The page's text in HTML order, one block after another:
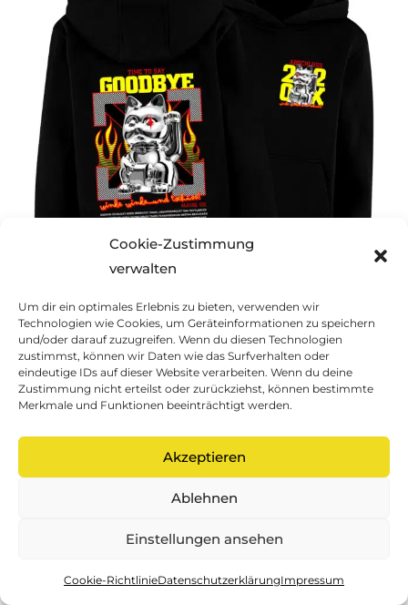
Cookie-Zustimmung
verwalten
Um dir ein optimales Erlebnis zu bieten, verwenden wir
Technologien wie Cookies, um Geräteinformationen zu speichern
und/oder darauf zuzugreifen. Wenn du diesen Technologien
zustimmst, können wir Daten wie das Surfverhalten oder
eindeutige IDs auf dieser Website verarbeiten. Wenn du deine
Zustimmung nicht erteilst oder zurückziehst, können bestimmte
Merkmale und Funktionen beeinträchtigt werden.
Akzeptieren
Ablehnen
Einstellungen ansehen
Cookie-RichtlinieDatenschutzerklärungImpressum